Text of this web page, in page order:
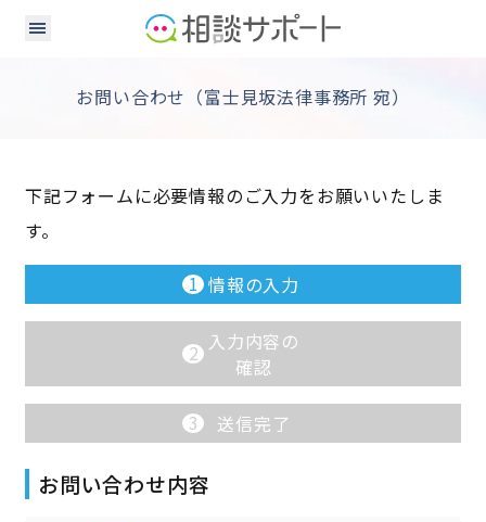
お問い合わせ（富士見坂法律事務所 宛）
下記フォームに必要情報のご入力をお願いいたしま
す。
1 情報の入力
2 入力内容の
確認
3 送信完了
お問い合わせ内容